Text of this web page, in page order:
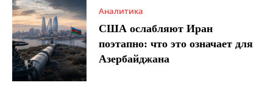
Аналитика
США ослабляют Иран
поэтапно: что это означает для
Азербайджана